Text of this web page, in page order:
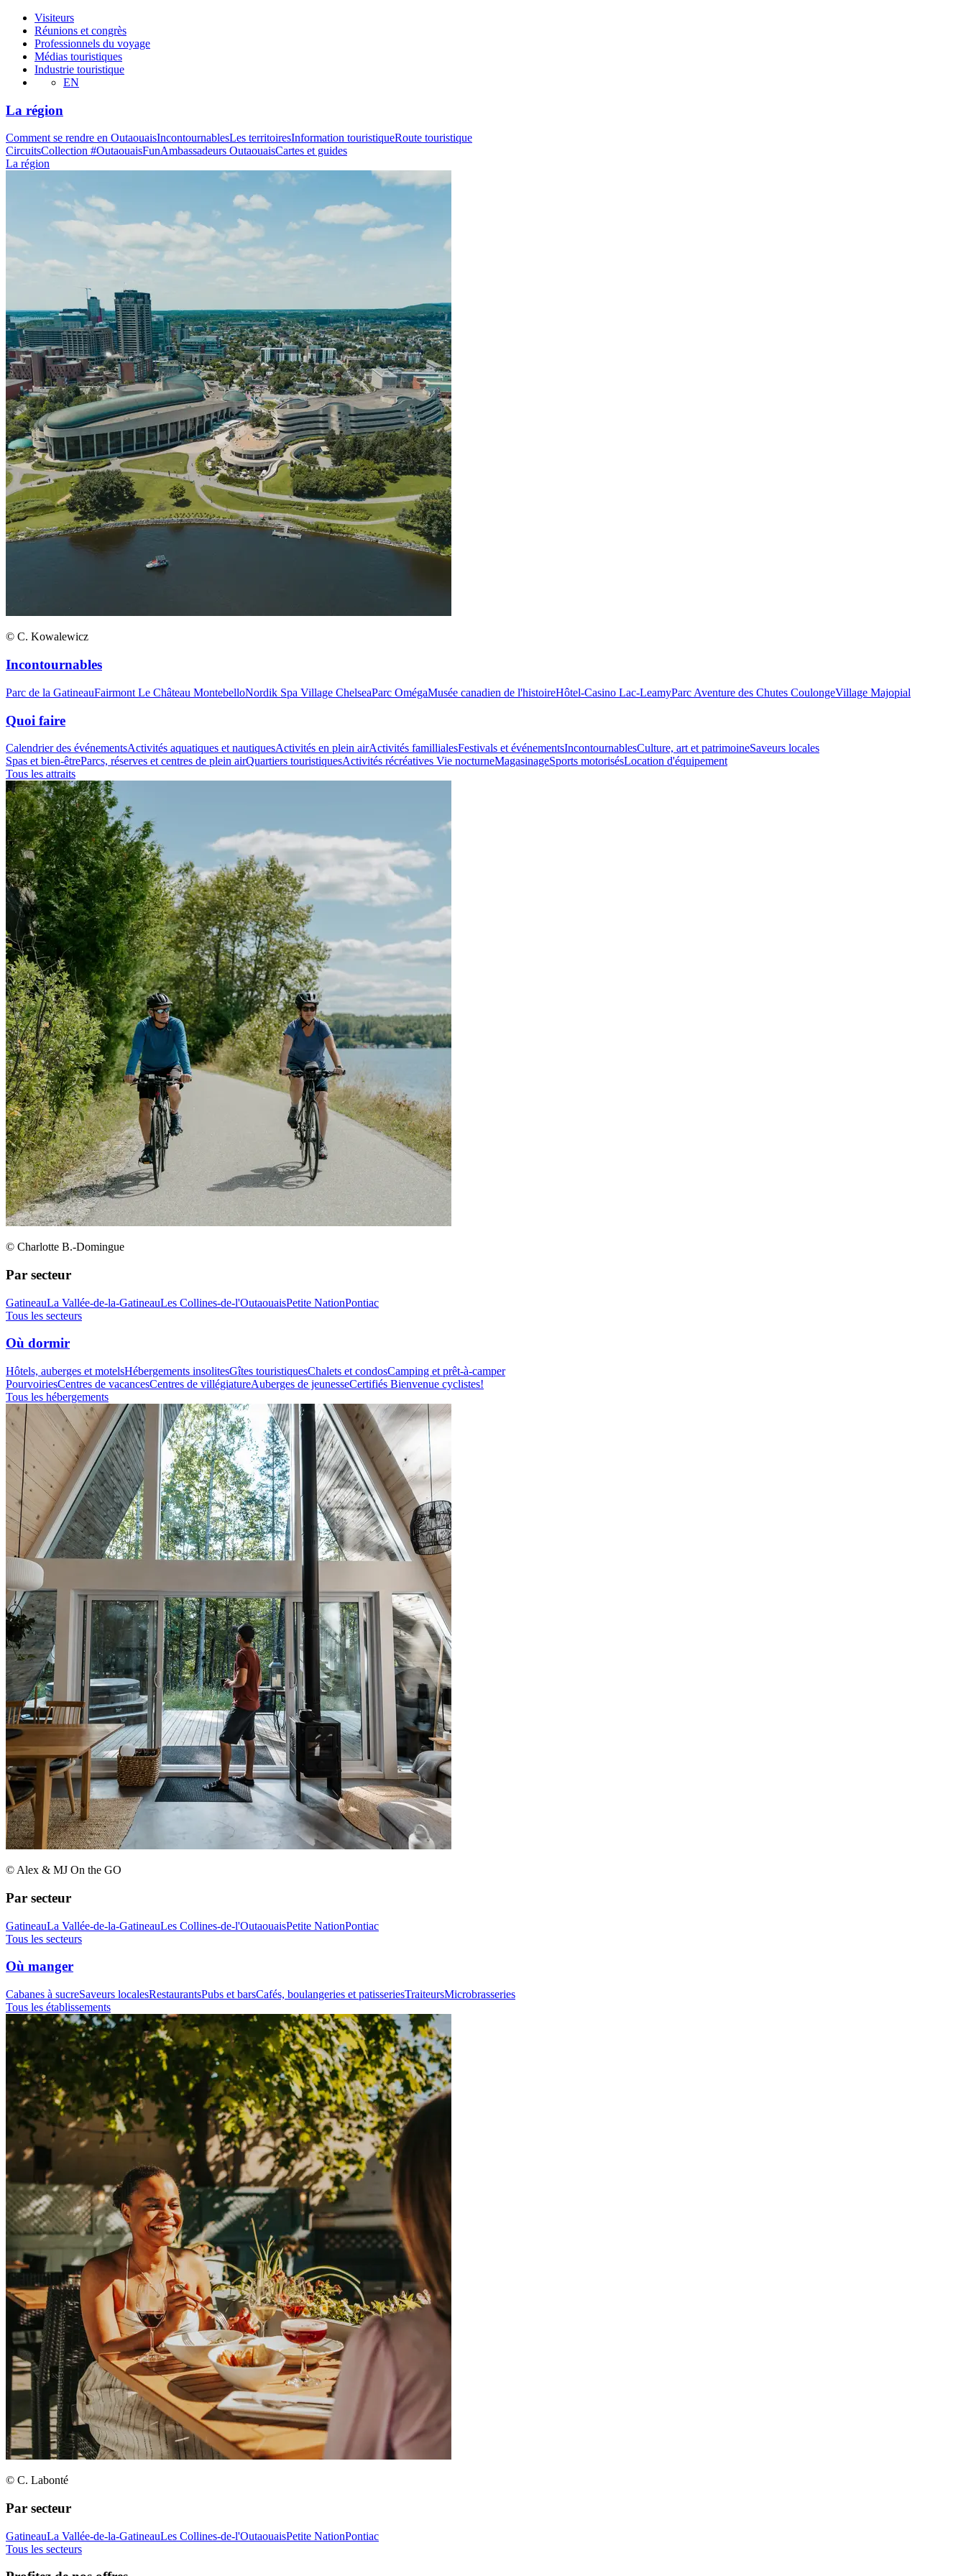
Visiteurs
Réunions et congrès
Professionnels du voyage
Médias touristiques
Industrie touristique
EN
La région
Comment se rendre en OutaouaisIncontournablesLes territoiresInformation touristiqueRoute touristique
CircuitsCollection #OutaouaisFunAmbassadeurs OutaouaisCartes et guides
La région
© C. Kowalewicz
Incontournables
Parc de la GatineauFairmont Le Château MontebelloNordik Spa Village ChelseaParc OmégaMusée canadien de l'histoireHôtel-Casino Lac-LeamyParc Aventure des Chutes CoulongeVillage Majopial
Quoi faire
Calendrier des événementsActivités aquatiques et nautiquesActivités en plein airActivités famillialesFestivals et événementsIncontournablesCulture, art et patrimoineSaveurs locales
Spas et bien-êtreParcs, réserves et centres de plein airQuartiers touristiquesActivités récréatives Vie nocturneMagasinageSports motorisésLocation d'équipement
Tous les attraits
© Charlotte B.-Domingue
Par secteur
GatineauLa Vallée-de-la-GatineauLes Collines-de-l'OutaouaisPetite NationPontiac
Tous les secteurs
Où dormir
Hôtels, auberges et motelsHébergements insolitesGîtes touristiquesChalets et condosCamping et prêt-à-camper
PourvoiriesCentres de vacancesCentres de villégiatureAuberges de jeunesseCertifiés Bienvenue cyclistes!
Tous les hébergements
© Alex & MJ On the GO
Par secteur
GatineauLa Vallée-de-la-GatineauLes Collines-de-l'OutaouaisPetite NationPontiac
Tous les secteurs
Où manger
Cabanes à sucreSaveurs localesRestaurantsPubs et barsCafés, boulangeries et patisseriesTraiteursMicrobrasseries
Tous les établissements
© C. Labonté
Par secteur
GatineauLa Vallée-de-la-GatineauLes Collines-de-l'OutaouaisPetite NationPontiac
Tous les secteurs